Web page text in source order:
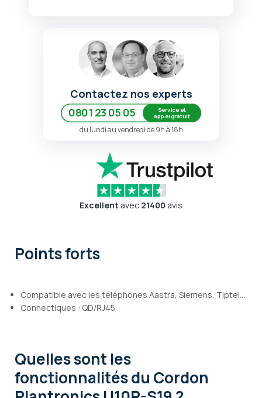
Contactez nos experts
0801 23 05 05
Service et
appel gratuit
du lundi au vendredi de 9h à 18h
Excellent avec 21400 avis
Points forts
Compatible avec les téléphones Aastra, Siemens, Tiptel…
Connectiques : QD/RJ45
Quelles sont les
fonctionnalitésdu Cordon